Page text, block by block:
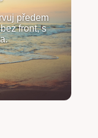
předem
front, s